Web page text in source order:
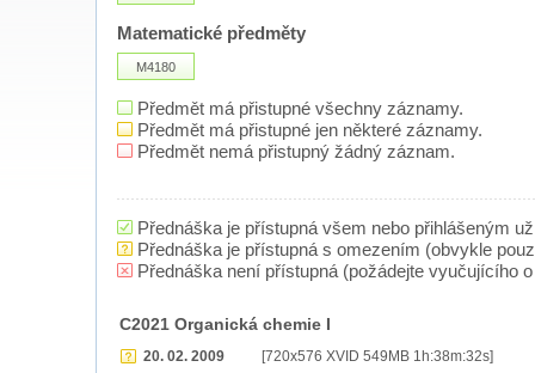
Matematické předměty
M4180
Předmět má přistupné všechny záznamy.
Předmět má přistupné jen některé záznamy.
Předmět nemá přistupný žádný záznam.
Přednáška je přístupná všem nebo přihlášeným
Přednáška je přístupná s omezením (obvykle
Přednáška není přístupná (požádejte vyučujícího
C2021 Organická chemie I
20. 02. 2009
[720x576 XVID 549MB 1h:38m:32s]